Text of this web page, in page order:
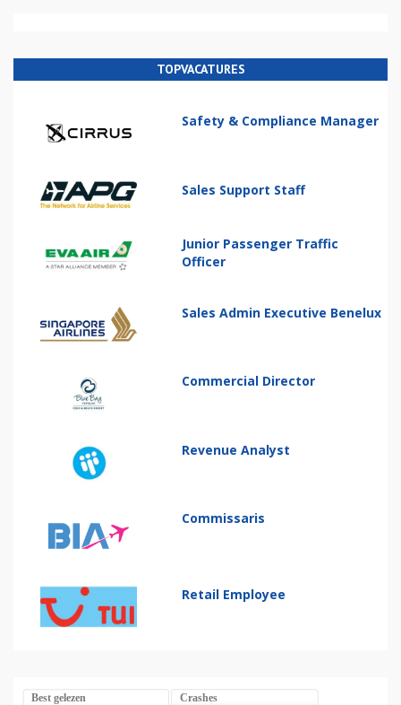
TOPVACATURES
Safety & Compliance Manager
Sales Support Staff
Junior Passenger Traffic
Officer
Sales Admin Executive Benelux
Commercial Director
Revenue Analyst
Commissaris
Retail Employee
Best gelezen Crashes